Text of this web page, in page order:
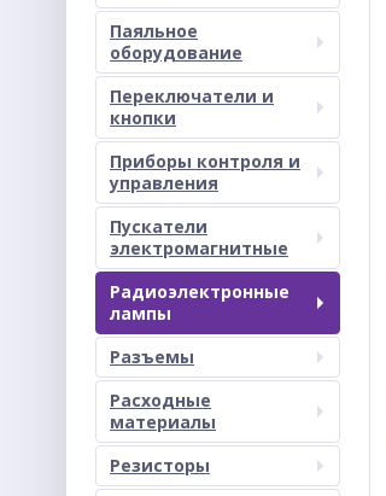
Паяльное
оборудование
Переключатели и
кнопки
Приборы контроля и
управления
Пускатели
электромагнитные
Радиоэлектронные
лампы
Разъемы
Расходные
материалы
Резисторы